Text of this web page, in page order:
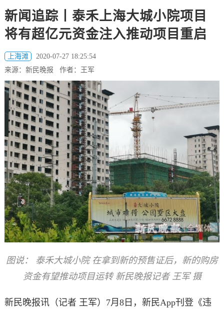
新闻追踪丨泰禾上海大城小院项目
将有超亿元资金注入推动项目重启
上海滩
2020-07-27 18:25:54
来源：新民晚报 作者：王军
图说： 泰禾大城小院 在拿到新的预售证后，新的购房
资金有望推动项目运转 新民晚报记者 王军 摄
新民晚报讯（记者 王军）7月8日，新民App刊登《违